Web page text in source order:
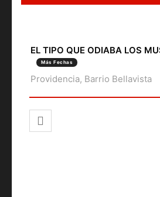
EL TIPO QUE ODIABA LOS
Más Fechas
Providencia, Barrio Bellavista